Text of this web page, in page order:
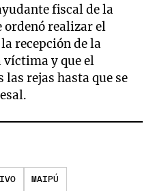
fiscal de la
ordenó realizar el
recepción de la
víctima y que el
las rejas hasta que se
MAIPÚ